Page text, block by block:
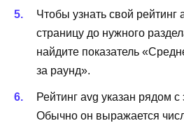
Чтобы узнать свой рейтинг
страницу до нужного
найдите показатель
за раунд».
Рейтинг avg указан рядом с
Обычно он выражается